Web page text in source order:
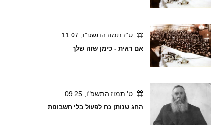
ט"ז תמוז התשפ"ו, 11:07
אם ראית - סימן שזה שלך
ט' תמוז התשפ"ו, 09:25
החג שנותן כח לפעול בלי חשבונות